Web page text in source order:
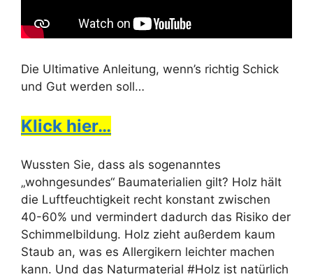
Die Ultimative Anleitung, wenn’s richtig Schick
und Gut werden soll…
Klick hier…
Wussten Sie, dass als sogenanntes
„wohngesundes“ Baumaterialien gilt? Holz hält
die Luftfeuchtigkeit recht konstant zwischen
40-60% und vermindert dadurch das Risiko der
Schimmelbildung. Holz zieht außerdem kaum
Staub an, was es Allergikern leichter machen
kann. Und das Naturmaterial #Holz ist natürlich